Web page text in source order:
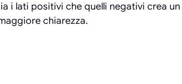
i lati positivi che quelli negativi crea un
chiarezza.